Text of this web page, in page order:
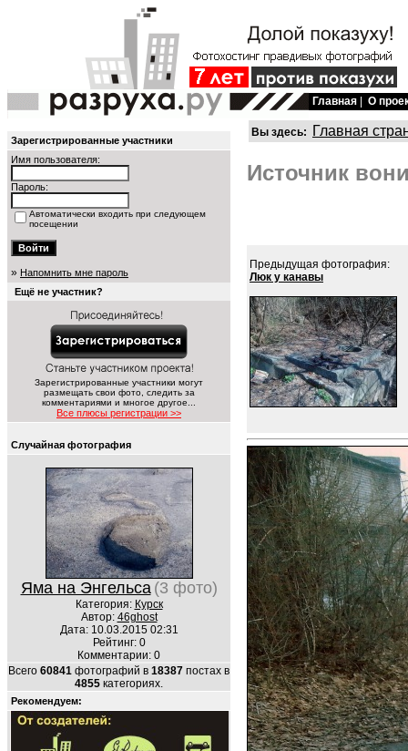
Главная О
Зарегистрированные участники
Имя пользователя:
Пароль:
Автоматически входить при следующем
посещении
» Напомнить мне пароль
Ещё не участник?
Зарегистрированные участники могут
размещать свои фото, следить за
комментариями и многое другое...
Все плюсы регистрации >>
Случайная фотография
Яма на Энгельса (3 фото)
Категория: Курск
Автор: 46ghost
Дата: 10.03.2015 02:31
Рейтинг: 0
Комментарии: 0
Всего 60841 фотографий в 18387 постах в
4855 категориях.
Рекомендуем:
Вы здесь: Главная
Источник
Предыдущая фотография:
Люк у канавы